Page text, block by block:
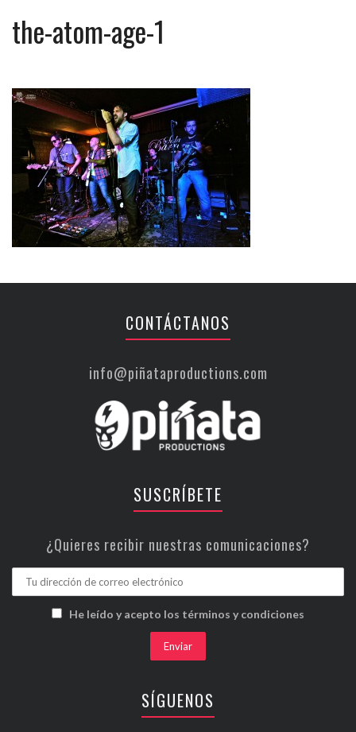
the-atom-age-1
CONTÁCTANOS
info@piñataproductions.com
SUSCRÍBETE
¿Quieres recibir nuestras comunicaciones?
He leído y acepto los términos y condiciones
SÍGUENOS